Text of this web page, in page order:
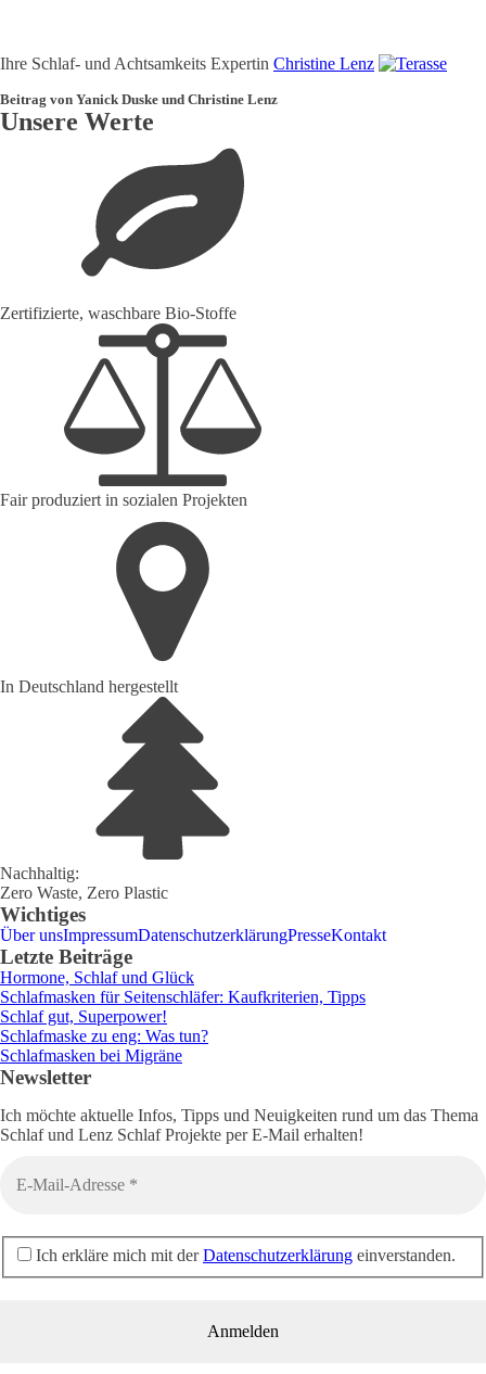
Ihre Schlaf- und Achtsamkeits Expertin Christine Lenz
Beitrag von Yanick Duske und Christine Lenz
Unsere Werte
Zertifizierte, waschbare Bio-Stoffe
Fair produziert in sozialen Projekten
In Deutschland hergestellt
Nachhaltig:
Zero Waste, Zero Plastic
Wichtiges
Über unsImpressumDatenschutzerklärungPresseKontakt
Letzte Beiträge
Hormone, Schlaf und Glück
Schlafmasken für Seitenschläfer: Kaufkriterien, Tipps
Schlaf gut, Superpower!
Schlafmaske zu eng: Was tun?
Schlafmasken bei Migräne
Newsletter
Ich möchte aktuelle Infos, Tipps und Neuigkeiten rund um das Thema
Schlaf und Lenz Schlaf Projekte per E-Mail erhalten!
Ich erkläre mich mit derDatenschutzerklärung einverstanden.